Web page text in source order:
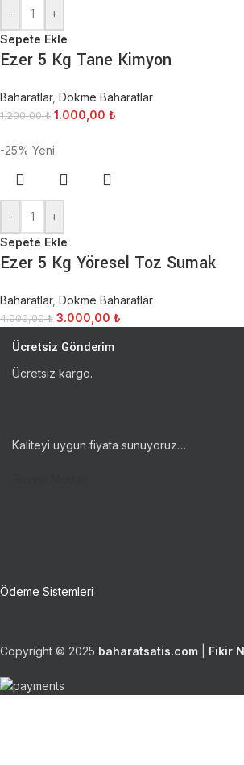
-
+
Sepete Ekle
Ezer 5 Kg Tane Kimyon
Baharatlar, Dökme Baharatlar
1.200,00₺ 1.000,00 ₺
-25% Yeni
-
+
Sepete Ekle
Ezer 5 Kg Yöresel Toz Sumak
Baharatlar, Dökme Baharatlar
4.000,00₺ 3.000,00 ₺
Ücretsiz Gönderim
Ücretsiz kargo.
Kaliteyi uygun fiyata sunuyoruz…
Ödeme Sistemleri
Copyright © 2025 baharatsatis.com Fikir